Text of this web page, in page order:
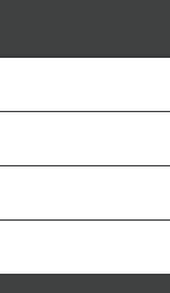
#47;11
..
夜奇蹟霜